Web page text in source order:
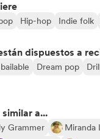
Hip-hop Indie folk
dispuestos a
Dream pop
a...
Grammer Miranda